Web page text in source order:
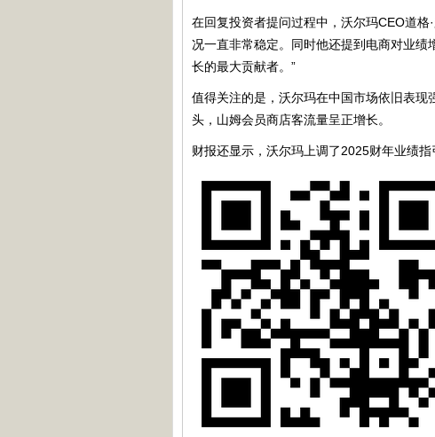
在回复投资者提问过程中，沃尔玛CEO道
况一直非常稳定。同时他还提到电商对业
长的最大贡献者。”
值得关注的是，沃尔玛在中国市场依旧表
头，山姆会员商店客流量呈正增长。
财报还显示，沃尔玛上调了2025财年业绩